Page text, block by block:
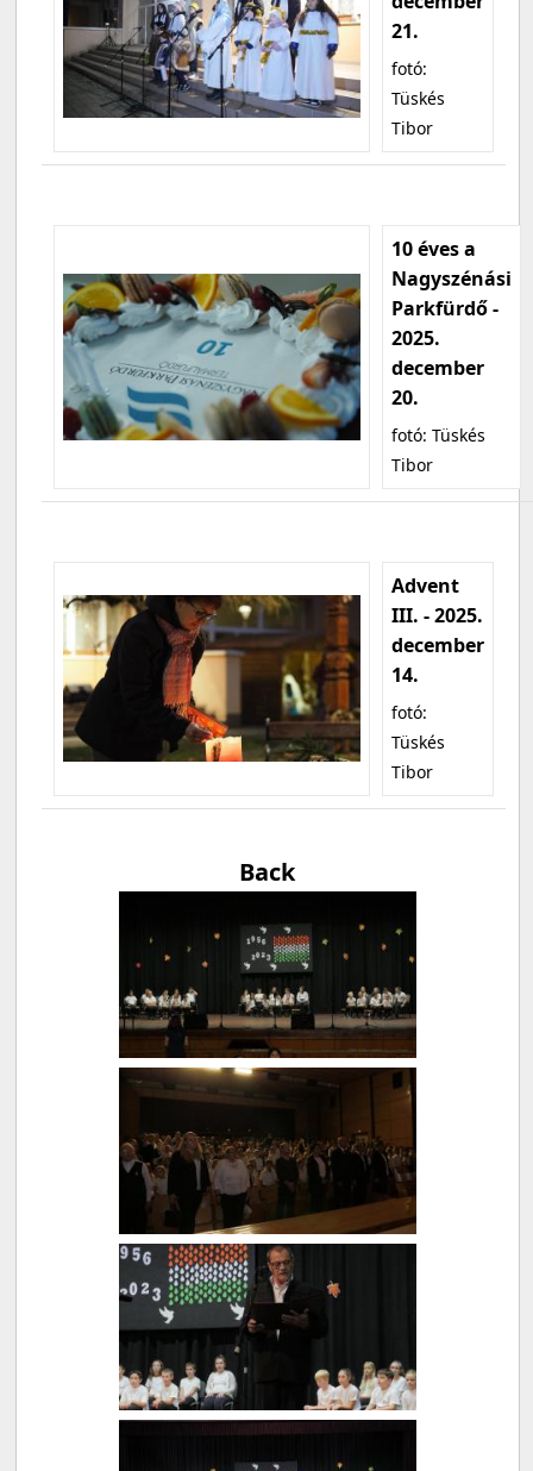
21.
fotó:
Tüskés
Tibor
10 éves a
Nagyszénási
Parkfürdő -
2025.
december
20.
fotó: Tüskés
Tibor
Advent
III. - 2025.
december
14.
fotó:
Tüskés
Tibor
Back